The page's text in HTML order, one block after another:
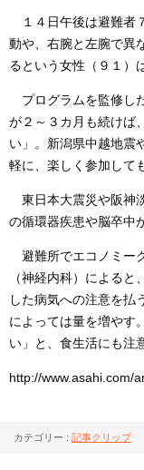
１４日午後は避難者
動や、右腕と左腕で異
るという女性（９１）
プログラムを監修し
が２～３カ月も続けば
い」。新潟県中越地震
軽に、楽しく参加して
東日本大震災や阪神
の循環器疾患や脳卒中
避難所でエコノミー
（神経内科）による
した病気への注意を払
によっては量を増やす
い」と、食生活にも注
http://www.asahi.com/
カテゴリー : 記事クリップ